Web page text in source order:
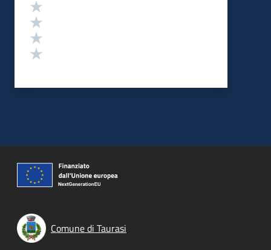
Comune di Taurasi